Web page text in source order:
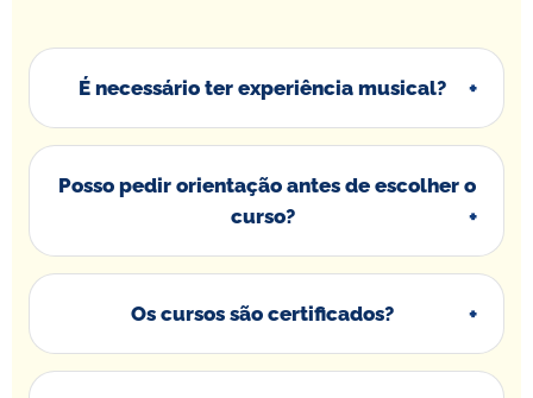
É necessário ter experiência musical?
Posso pedir orientação antes de escolher o
curso?
Os cursos são certificados?